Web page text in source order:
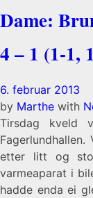
Dame:
4 – 1 (1-1,
6. februar 2013
by Marthe with
Tirsdag kveld
etter litt og
varmeaparat i
hadde enda ei